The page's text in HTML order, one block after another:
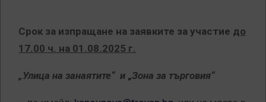
Срок за изпращане на заявките за участие до
17.00 ч. на 01.08.2025 г.
„Улица на занаятите“ и „Зона за търговия“